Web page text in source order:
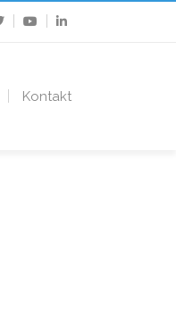
Kontakt